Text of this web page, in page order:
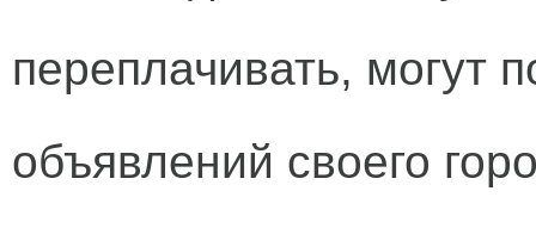
переплачивать, могут
объявлений своего